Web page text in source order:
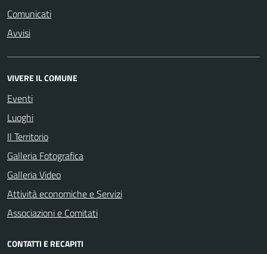
Comunicati
Avvisi
VIVERE IL COMUNE
Eventi
Luoghi
Il Territorio
Galleria Fotografica
Galleria Video
Attività economiche e Servizi
Associazioni e Comitati
CONTATTI E RECAPITI